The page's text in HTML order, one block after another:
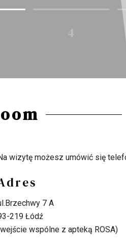
4
wizytę możesz umówić się
7 A
219 Łódź
wspólne z apteką ROSA)